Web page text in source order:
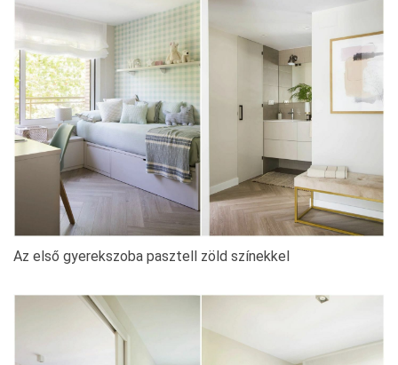
Az első gyerekszoba pasztell zöld színekkel